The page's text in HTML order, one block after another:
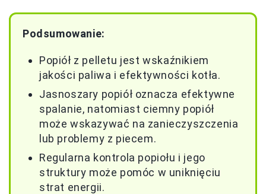
Podsumowanie:
Popiół z pelletu jest wskaźnikiem
jakości paliwa i efektywności kotła.
Jasnoszary popiół oznacza efektywne
spalanie, natomiast ciemny popiół
może wskazywać na zanieczyszczenia
lub problemy z piecem.
Regularna kontrola popiołu i jego
struktury może pomóc w uniknięciu
strat energii.